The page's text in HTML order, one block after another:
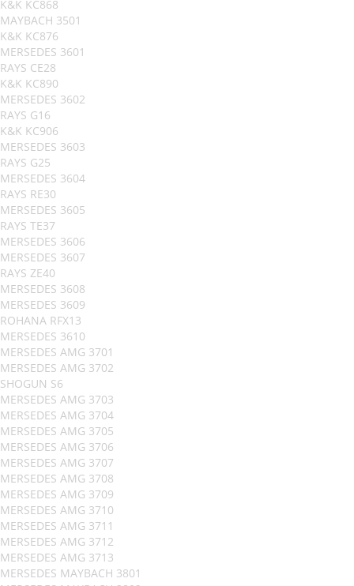
K&K KC868
MAYBACH 3501
K&K KC876
MERSEDES 3601
RAYS CE28
K&K KC890
MERSEDES 3602
RAYS G16
K&K KC906
MERSEDES 3603
RAYS G25
MERSEDES 3604
RAYS RE30
MERSEDES 3605
RAYS TE37
MERSEDES 3606
MERSEDES 3607
RAYS ZE40
MERSEDES 3608
MERSEDES 3609
ROHANA RFX13
MERSEDES 3610
MERSEDES AMG 3701
MERSEDES AMG 3702
SHOGUN S6
MERSEDES AMG 3703
MERSEDES AMG 3704
MERSEDES AMG 3705
MERSEDES AMG 3706
MERSEDES AMG 3707
MERSEDES AMG 3708
MERSEDES AMG 3709
MERSEDES AMG 3710
MERSEDES AMG 3711
MERSEDES AMG 3712
MERSEDES AMG 3713
MERSEDES MAYBACH 3801